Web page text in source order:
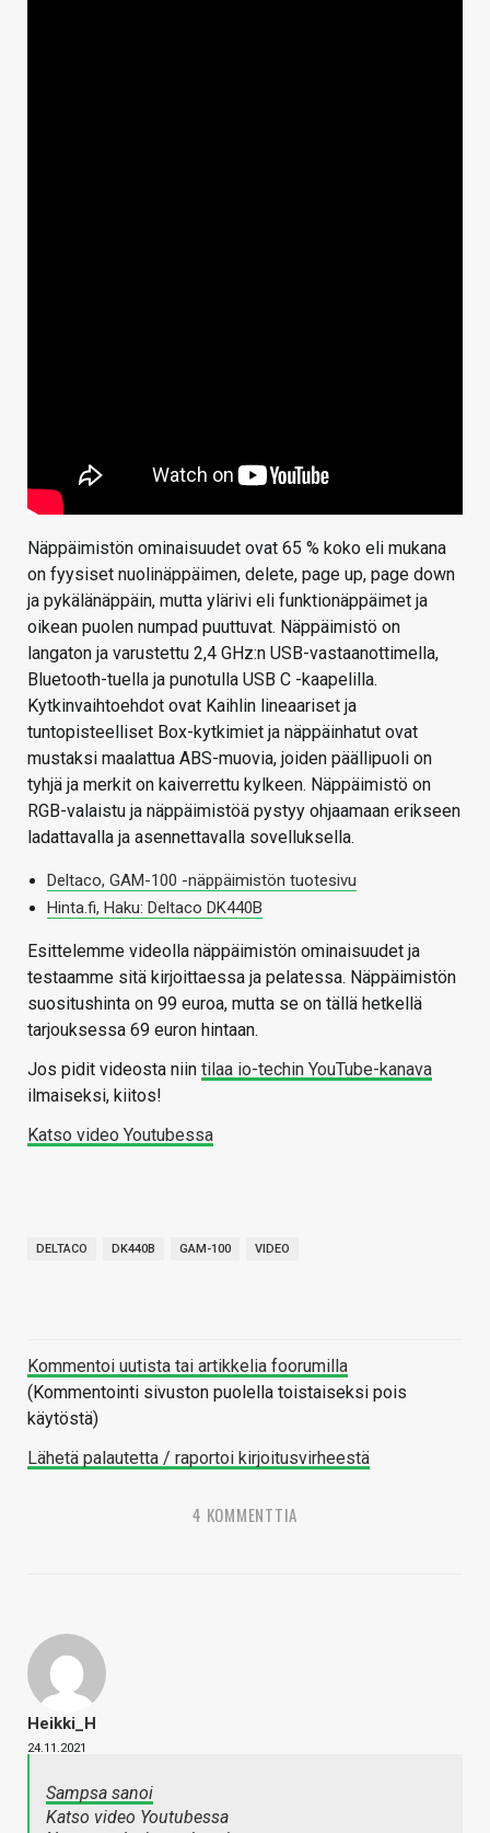
Näppäimistön ominaisuudet ovat 65 % koko eli mukana
on fyysiset nuolinäppäimen, delete, page up, page down
ja pykälänäppäin, mutta ylärivi eli funktionäppäimet ja
oikean puolen numpad puuttuvat. Näppäimistö on
langaton ja varustettu 2,4 GHz:n USB-vastaanottimella,
Bluetooth-tuella ja punotulla USB C -kaapelilla.
Kytkinvaihtoehdot ovat Kaihlin lineaariset ja
tuntopisteelliset Box-kytkimiet ja näppäinhatut ovat
mustaksi maalattua ABS-muovia, joiden päällipuoli on
tyhjä ja merkit on kaiverrettu kylkeen. Näppäimistö on
RGB-valaistu ja näppäimistöä pystyy ohjaamaan erikseen
ladattavalla ja asennettavalla sovelluksella.
Deltaco, GAM-100 -näppäimistön tuotesivu
Hinta.fi, Haku: Deltaco DK440B
Esittelemme videolla näppäimistön ominaisuudet ja
testaamme sitä kirjoittaessa ja pelatessa. Näppäimistön
suositushinta on 99 euroa, mutta se on tällä hetkellä
tarjouksessa 69 euron hintaan.
Jos pidit videosta niin tilaa io-techin YouTube-kanava
ilmaiseksi, kiitos!
Katso video Youtubessa
DELTACO DK440B GAM-100 VIDEO
Kommentoi uutista tai artikkelia foorumilla
(Kommentointi sivuston puolella toistaiseksi pois
käytöstä)
Lähetä palautetta / raportoi kirjoitusvirheestä
4 KOMMENTTIA
Heikki_H
24.11.2021
Sampsa sanoi
Katso video Youtubessa